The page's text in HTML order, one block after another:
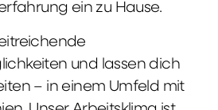
ein zu Hause.
und lassen dich
– in einem Umfeld mit